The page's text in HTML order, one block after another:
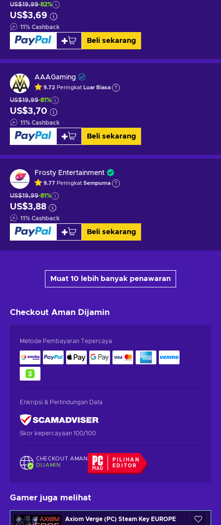
US$19,99-82%
US$3,69
11% Cashback
Beli sekarang
AAAGaming
9.72 Peringkat Luar Biasa
US$19,99-81%
US$3,70
11% Cashback
Beli sekarang
Frosty Entertainment
9.77 Peringkat Sempurna
US$19,99-81%
US$3,88
11% Cashback
Beli sekarang
Muat 10 lebih banyak penawaran
Checkout Aman Dijamin
Metode Pembayaran Tepercaya
Enkripsi & Perlindungan Data
Skor kepercayaan 100/100
CHECKOUT AMAN
DIJAMIN
PILIHAN
EDITOR
Gamer juga melihat
Axiom Verge (PC) Steam Key EUROPE